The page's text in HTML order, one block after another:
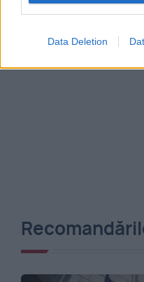
Data Deletion